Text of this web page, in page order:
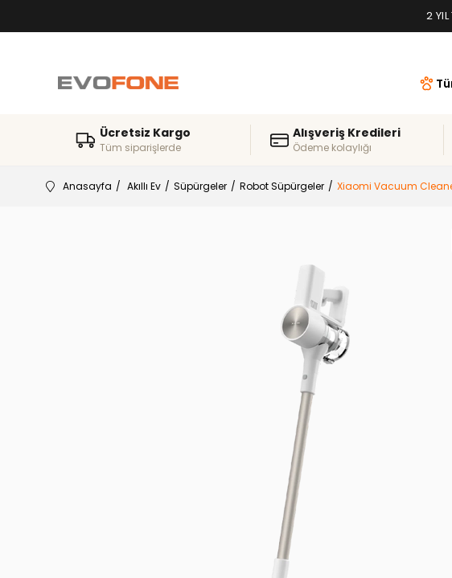
2
Ücretsiz Kargo
Tüm siparişlerde
Alışveriş Kredileri
Ödeme kolaylığı
Anasayfa Akıllı Ev Süpürgeler Robot Süpürgeler Xiaomi Vacuum